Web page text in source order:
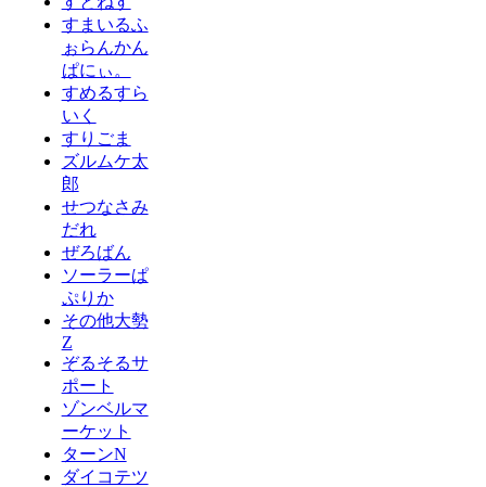
すまいるふ
ぉらんかん
ぱにぃ。
すめるすら
いく
すりごま
ズルムケ太
郎
せつなさみ
だれ
ぜろばん
ソーラーぱ
ぷりか
その他大勢
Z
ぞるそるサ
ポート
ゾンベルマ
ーケット
ターンN
ダイコテツ